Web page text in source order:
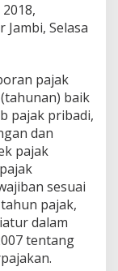
Selasa
pajak
baik
pajak pribadi,
dan
pajak
sesuai
pajak,
dalam
tentang